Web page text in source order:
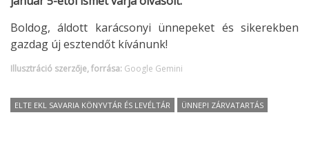
Boldog, áldott karácsonyi ünnepeket és sikerekben
gazdag új esztendőt kívánunk!
Illusztráció szerzője, forrása: Google Gemini
ELTE EKL SAVARIA KÖNYVTÁR ÉS LEVÉLTÁR ÜNNEPI ZÁRVATARTÁS